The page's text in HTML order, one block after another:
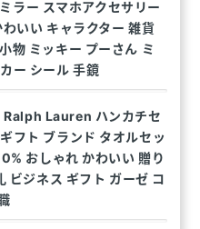
ラー スマホアクセサリー
いい キャラクター 雑貨
物 ミッキー プーさん ミ
ー シール 手鏡
Ralph Lauren ハンカチセ
フト ブランド タオルセッ
おしゃれ かわいい 贈り
ビジネス ギフト ガーゼ コ